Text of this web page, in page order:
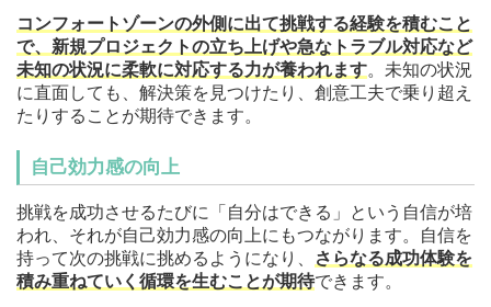
コンフォートゾーンの外側に出て挑戦する経験を積むこと
で、新規プロジェクトの立ち上げや急なトラブル対応など
未知の状況に柔軟に対応する力が養われます。未知の状況
に直面しても、解決策を見つけたり、創意工夫で乗り超え
たりすることが期待できます。
自己効力感の向上
挑戦を成功させるたびに「自分はできる」という自信が培
われ、それが自己効力感の向上にもつながります。自信を
持って次の挑戦に挑めるようになり、
さらなる成功体験を
積み重ねていく循環を生むことが期待できます。